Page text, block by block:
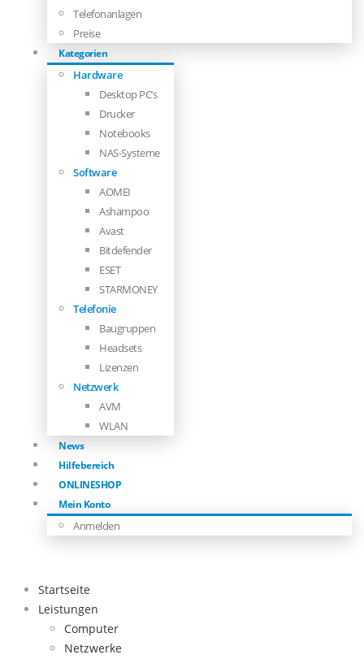
Telefonanlagen
Preise
Kategorien
Hardware
Desktop PC’s
Drucker
Notebooks
NAS-Systeme
Software
AOMEI
Ashampoo
Avast
Bitdefender
ESET
STARMONEY
Telefonie
Baugruppen
Headsets
Lizenzen
Netzwerk
AVM
WLAN
News
Hilfebereich
ONLINESHOP
Mein Konto
Anmelden
Startseite
Leistungen
Computer
Netzwerke